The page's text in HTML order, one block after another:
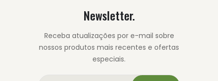
Newsletter.
Receba atualizações por e-mail sobre
nossos produtos mais recentes e ofertas
especiais.